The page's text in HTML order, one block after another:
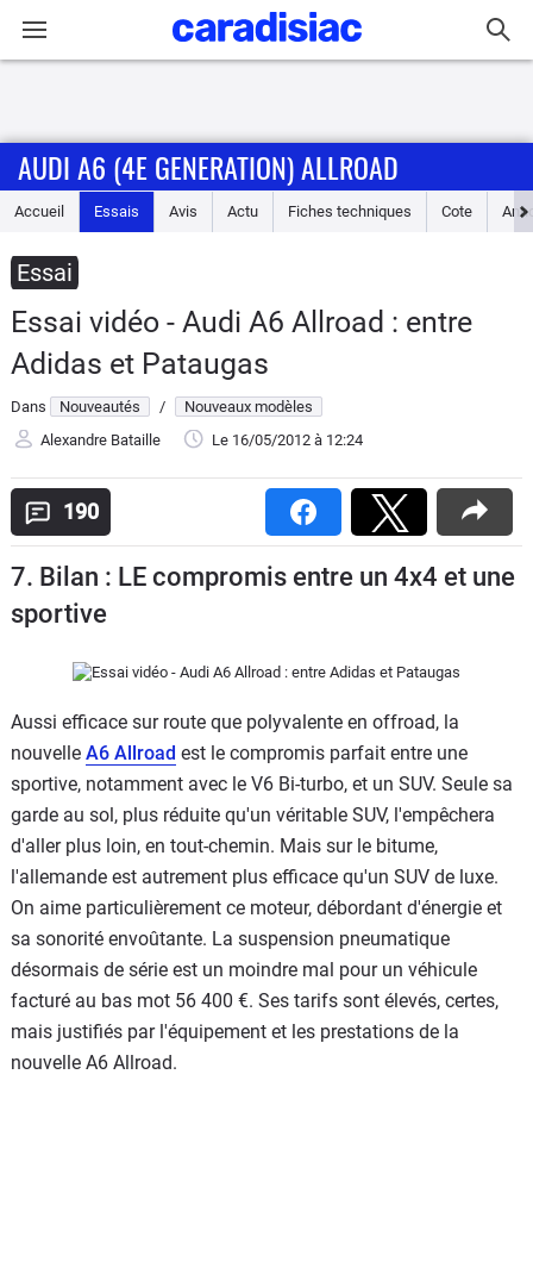
Accueil
Essais
Guide
d'achat
Electriques
Utilitaires
Flottes
Auto
Forum
Moto
Marques
AUDI A6 (4E GENERATION) ALLROAD
Accueil Essais Avis Actu Fiches techniques Cote
Essai
Essai vidéo - Audi A6 Allroad : entre
Adidas et Pataugas
Dans Nouveautés /
Nouveaux modèles
Alexandre Bataille
Le 16/05/2012 à 12:24
190
7. Bilan : LE compromis entre un 4x4 et une
sportive
Aussi efficace sur route que polyvalente en offroad, la
nouvelle A6 Allroad est le compromis parfait entre une
sportive, notamment avec le V6 Bi-turbo, et un SUV. Seule sa
garde au sol, plus réduite qu'un véritable SUV, l'empêchera
d'aller plus loin, en tout-chemin. Mais sur le bitume,
l'allemande est autrement plus efficace qu'un SUV de luxe.
On aime particulièrement ce moteur, débordant d'énergie et
sa sonorité envoûtante. La suspension pneumatique
désormais de série est un moindre mal pour un véhicule
facturé au bas mot 56 400 €. Ses tarifs sont élevés, certes,
mais justifiés par l'équipement et les prestations de la
nouvelle A6 Allroad.